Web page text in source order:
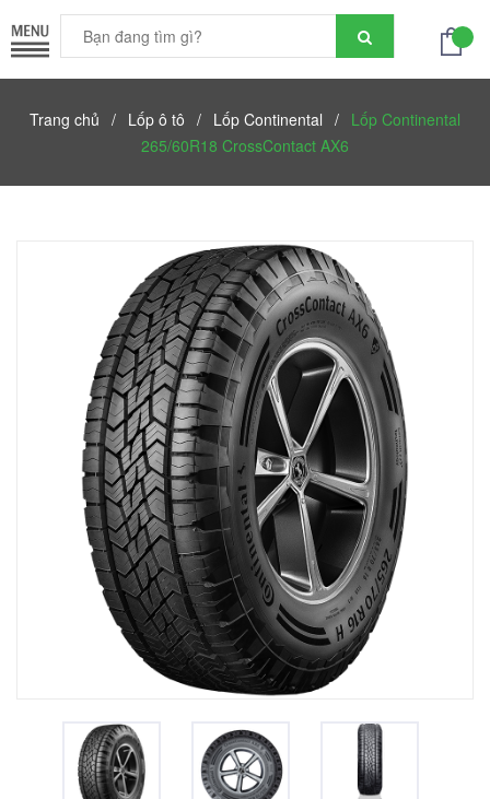
Trang chủ / Lốp ô tô / Lốp Continental / Lốp Continental
265/60R18 CrossContact AX6